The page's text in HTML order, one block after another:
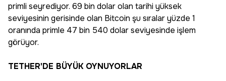
primli seyrediyor. 69 bin dolar olan tarihi yüksek
seviyesinin gerisinde olan Bitcoin şu sıralar yüzde 1
oranında primle 47 bin 540 dolar seviyesinde işlem
görüyor.
TETHER'DE BÜYÜK OYNUYORLAR